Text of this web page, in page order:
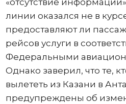
линии оказался не в
предоставляют ли
рейсов услуги в
Федеральными
Однако заверил, что те,
вылететь из Казани в
предупреждены об